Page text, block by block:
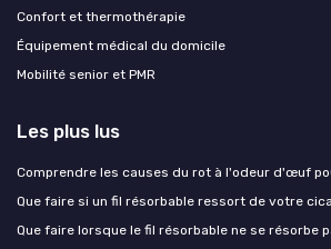
Confort et thermothérapie
Équipement médical du domicile
Mobilité senior et PMR
Les plus lus
Comprendre les causes du rot à l'odeur d'œuf
Que faire si un fil résorbable ressort de votre
Que faire lorsque le fil résorbable ne se résorbe